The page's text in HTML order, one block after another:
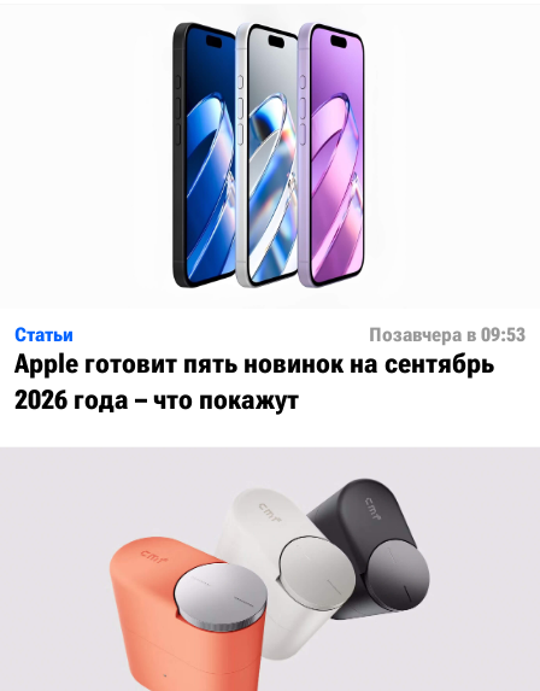
Статьи Позавчера в 09:53
Apple готовит пять новинок на сентябрь
2026 года – что покажут